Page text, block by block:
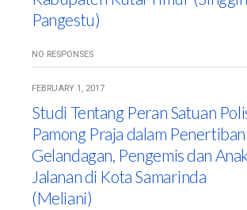
Pangestu)
NO RESPONSES
FEBRUARY 1, 2017
Studi Tentang Peran Satuan
Pamong Praja dalam Penertiban
Gelandagan, Pengemis dan
Jalanan di Kota Samarinda
(Meliani)